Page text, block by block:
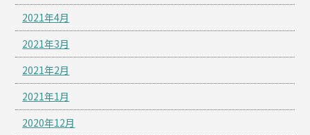
2021年4月
2021年3月
2021年2月
2021年1月
2020年12月